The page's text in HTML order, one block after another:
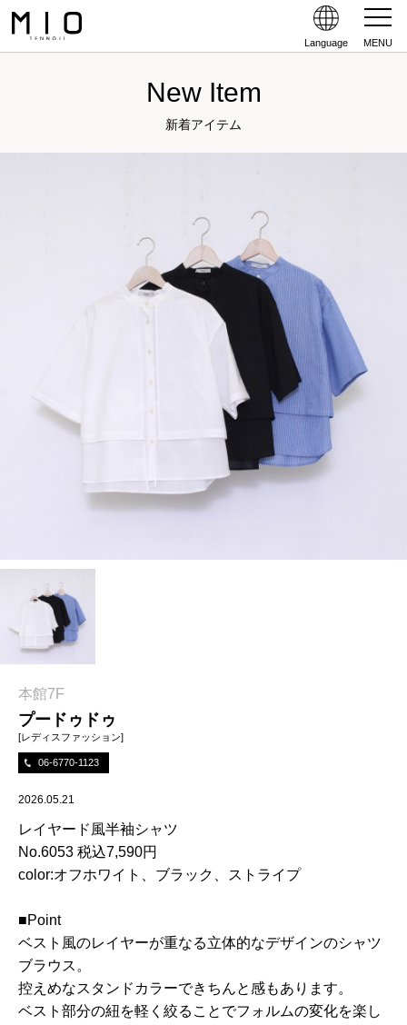
Language MENU
New Item
新着アイテム
本館7F
プードゥドゥ
[レディスファッション]
06-6770-1123
2026.05.21
レイヤード風半袖シャツ
No.6053 税込7,590円
color:オフホワイト、ブラック、ストライプ
■Point
ベスト風のレイヤーが重なる立体的なデザインのシャツ
ブラウス。
控えめなスタンドカラーできちんと感もあります。
ベスト部分の紐を軽く絞ることでフォルムの変化を楽し